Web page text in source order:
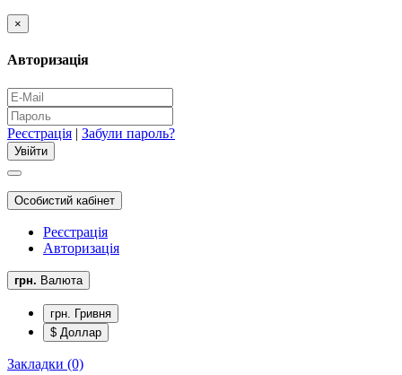
×
Авторизація
Реєстрація | Забули пароль?
Особистий кабінет
Реєстрація
Авторизація
грн. Валюта
грн. Гривня
$ Доллар
Закладки (0)